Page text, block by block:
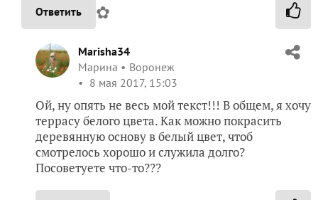
Ответить ✿
Marisha34
Марина
Воронеж
8 мая 2017, 15:03
Ой, ну опять не весь мой текст!!! В общем, я хочу
террасу белого цвета. Как можно покрасить
деревянную основу в белый цвет, чтоб
смотрелось хорошо и служила долго?
Посоветуете что-то???